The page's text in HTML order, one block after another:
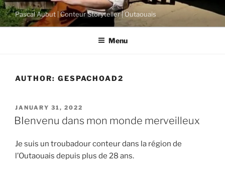
Skip
to
content
Pascal Aubut | Conteur Storyteller | Outaouais
Menu
AUTHOR: GESPACHOAD2
POSTED
ON
JANUARY 31, 2022
BIenvenu dans mon monde merveilleux
Je suis un troubadour conteur dans la région de
l’Outaouais depuis plus de 28 ans.